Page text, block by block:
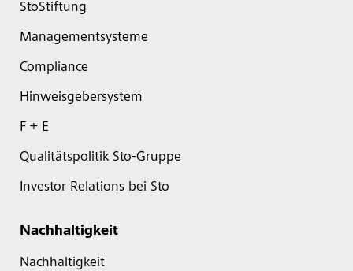
StoStiftung
Managementsysteme
Compliance
Hinweisgebersystem
F + E
Qualitätspolitik Sto-Gruppe
Investor Relations bei Sto
Nachhaltigkeit
Nachhaltigkeit